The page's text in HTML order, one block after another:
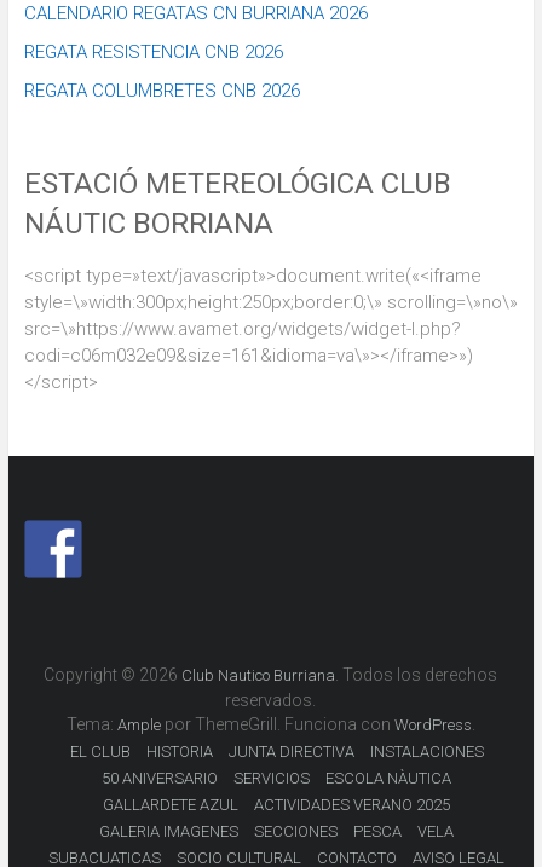
CALENDARIO REGATAS CN BURRIANA 2026
REGATA RESISTENCIA CNB 2026
REGATA COLUMBRETES CNB 2026
ESTACIÓ METEREOLÓGICA CLUB
NÁUTIC BORRIANA
<script type=»text/javascript»>document.write(«<iframe
style=\»width:300px;height:250px;border:0;\» scrolling=\»no\»
src=\»https://www.avamet.org/widgets/widget-l.php?
codi=c06m032e09&size=161&idioma=va\»></iframe>»)
</script>
Copyright © 2026 Club Nautico Burriana . Todos los derechos
reservados.
Tema: Amplepor ThemeGrill. Funciona con WordPress
EL CLUB HISTORIA JUNTA DIRECTIVA
INSTALACIONES
50 ANIVERSARIO
SERVICIOS
ESCOLA NÀUTICA
GALLARDETE AZUL
ACTIVIDADES VERANO 2025
GALERIA IMAGENES
SECCIONES PESCA
VELA
SUBACUATICAS
SOCIO CULTURAL CONTACTO AVISO LEGAL